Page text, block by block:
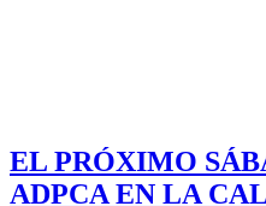
EL PRÓXIMO
ADPCA EN LA